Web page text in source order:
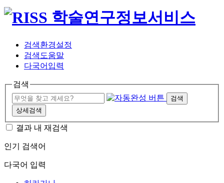
검색환경설정
검색도움말
다국어입력
검색
검색
상세검색
결과 내 재검색
인기 검색어
다국어 입력